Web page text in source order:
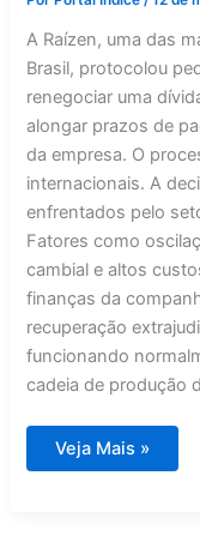
A Raízen, uma das
Brasil, protocolou
renegociar uma
alongar prazos de
da empresa. O
internacionais. A
enfrentados pelo
Fatores como
cambial e altos
finanças da
recuperação
funcionando
cadeia de produção
Raízen
busca
Veja Mais »